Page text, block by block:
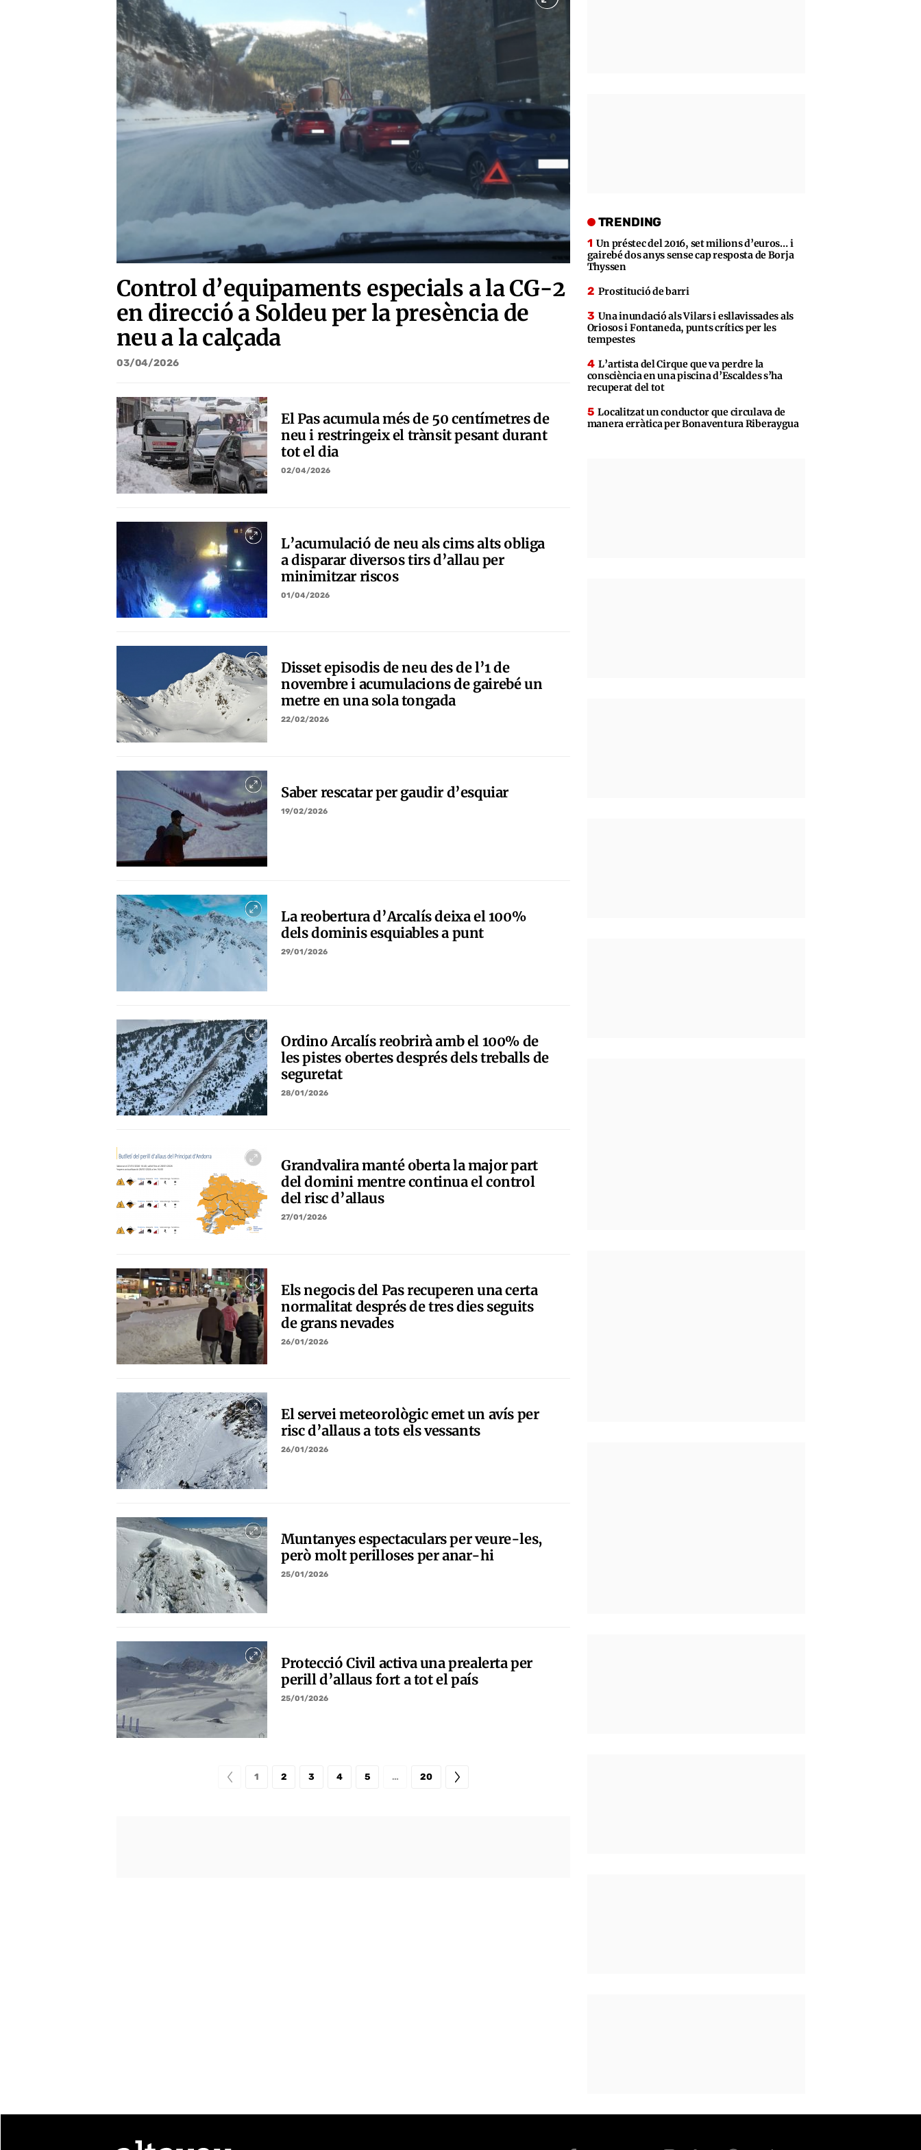
Control d’equipaments especials a la CG-2
en direcció a Soldeu per la presència de
neu a la calçada
03/04/2026
El Pas acumula més de 50 centímetres de
neu i restringeix el trànsit pesant durant
tot el dia
02/04/2026
L’acumulació de neu als cims alts obliga
a disparar diversos tirs d’allau per
minimitzar riscos
01/04/2026
Disset episodis de neu des de l’1 de
novembre i acumulacions de gairebé un
metre en una sola tongada
22/02/2026
Saber rescatar per gaudir d’esquiar
19/02/2026
La reobertura d’Arcalís deixa el 100%
dels dominis esquiables a punt
29/01/2026
Ordino Arcalís reobrirà amb el 100% de
les pistes obertes després dels treballs de
seguretat
28/01/2026
Grandvalira manté oberta la major part
del domini mentre continua el control
del risc d’allaus
27/01/2026
Els negocis del Pas recuperen una certa
normalitat després de tres dies seguits
de grans nevades
26/01/2026
El servei meteorològic emet un avís per
risc d’allaus a tots els vessants
26/01/2026
Muntanyes espectaculars per veure-les,
però molt perilloses per anar-hi
25/01/2026
Protecció Civil activa una prealerta per
perill d’allaus fort a tot el país
25/01/2026
1 2 3 4 5 … 20
TRENDING
Un préstec del 2016, set milions d’euros… i
gairebé dos anys sense cap resposta de Borja
Thyssen
Prostitució de barri
Una inundació als Vilars i esllavissades als
Oriosos i Fontaneda, punts crítics per les
tempestes
L’artista del Cirque que va perdre la
consciència en una piscina d’Escaldes s’ha
recuperat del tot
Localitzat un conductor que circulava de
manera erràtica per Bonaventura Riberaygua